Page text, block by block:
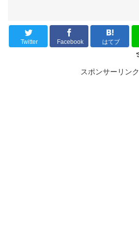
Twitter Facebook はてブ
スポンサーリンク